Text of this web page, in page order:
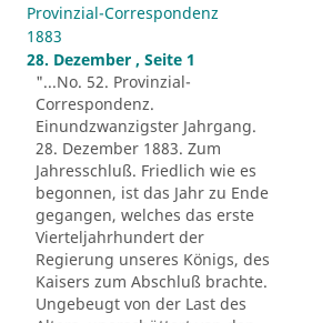
Provinzial-Correspondenz
1883
28. Dezember , Seite 1
"...No. 52. Provinzial-
Correspondenz.
Einundzwanzigster Jahrgang.
28. Dezember 1883. Zum
Jahresschluß. Friedlich wie es
begonnen, ist das Jahr zu Ende
gegangen, welches das erste
Vierteljahrhundert der
Regierung unseres Königs, des
Kaisers zum Abschluß brachte.
Ungebeugt von der Last des